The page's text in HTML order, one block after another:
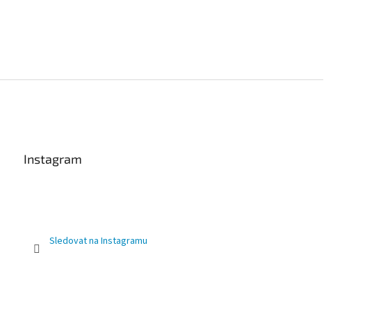
Instagram
Sledovat na Instagramu